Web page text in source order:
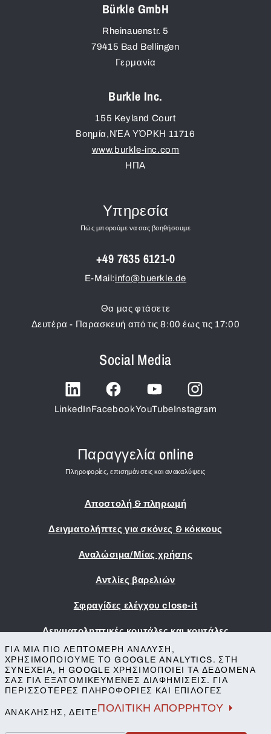
Bürkle GmbH
Rheinauenstr. 5
79415 Bad Bellingen
Γερμανία
Burkle Inc.
155 Keyland Court
Βοημία, ΝΈΑ ΥΌΡΚΗ 11716
www.burkle-inc.com
ΗΠΑ
Υπηρεσία
Πώς μπορούμε να σας βοηθήσουμε
+49 7635 6121-0
E-Mail:info@buerkle.de
Θα μας φτάσετε
Δευτέρα - Παρασκευή από τις 8:00 έως τις 17:00
Social Media
LinkedInFacebookYouTubeInstagram
Παραγγελία online
Πληροφορίες, επισημάνσεις και ανακαλύψεις
Αποστολή & πληρωμή
Δειγματολήπτες για σκόνες & κόκκους
Αναλώσιμα/Μίας χρήσης
Αντλίες βαρελιών
Σφραγίδες ελέγχου close-it
Δειγματοληπτικές κουτάλες και κουτάλες
Εκτύπωση
Όροι & Προϋποθέσεις
Προστασία της ιδιωτικής ζωής
Επικοινωνία
ΓΙΑ ΜΙΑ ΠΙΟ ΛΕΠΤΟΜΕΡΉ ΑΝΆΛΥΣΗ,
ΧΡΗΣΙΜΟΠΟΙΟΎΜΕ ΤΟ GOOGLE ANALYTICS. ΣΤΗ
ΣΥΝΈΧΕΙΑ, Η GOOGLE ΧΡΗΣΙΜΟΠΟΙΕΊ ΤΑ ΔΕΔΟΜΈΝΑ
ΣΑΣ ΓΙΑ ΕΞΑΤΟΜΙΚΕΥΜΈΝΕΣ ΔΙΑΦΗΜΊΣΕΙΣ. ΓΙΑ
ΠΕΡΙΣΣΌΤΕΡΕΣ ΠΛΗΡΟΦΟΡΊΕΣ ΚΑΙ ΕΠΙΛΟΓΈΣ
ΑΝΆΚΛΗΣΗΣ, ΔΕΊΤΕΠΟΛΙΤΙΚΉ ΑΠΟΡΡΉΤΟΥ